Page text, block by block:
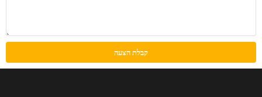
קבלת הצעה